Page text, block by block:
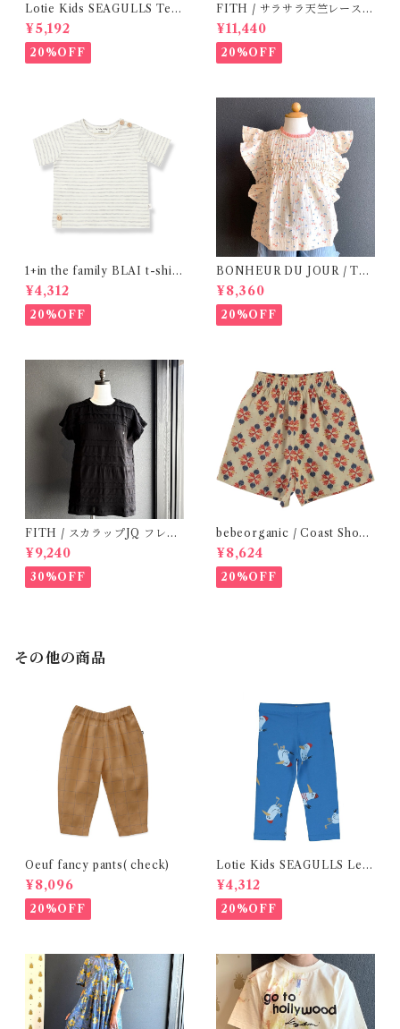
Lotie Kids SEAGULLS Tee
(12m- 8Y)
¥5,192
20%OFF
FITH / サラサラ天竺レースT
シャツ (BL) / 145・155
¥11,440
20%OFF
1+in the family BLAI t-shirt
(Grey)
¥4,312
20%OFF
BONHEUR DU JOUR / TO
SCANE BlOUSE (Rose 2~6
Y)
¥8,360
20%OFF
FITH / スカラップJQ フレン
チスリーブTシャツ (Black) /
Size 1・2
¥9,240
30%OFF
bebeorganic / Coast Short
s Under The Sea ( 3・５Y)
¥8,624
20%OFF
その他の商品
Oeuf fancy pants( check)
¥8,096
20%OFF
Lotie Kids SEAGULLS Leg
gings ( 6m- 24m )
¥4,312
20%OFF